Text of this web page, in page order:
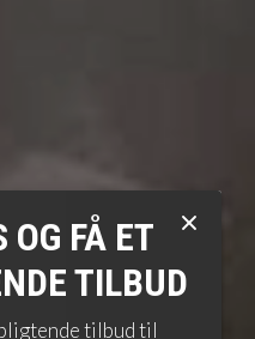
OG FÅ ET
TILBUD
tilbud til